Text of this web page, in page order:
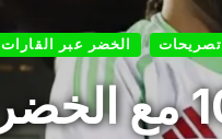
الخضر عبر القارات تصريحات